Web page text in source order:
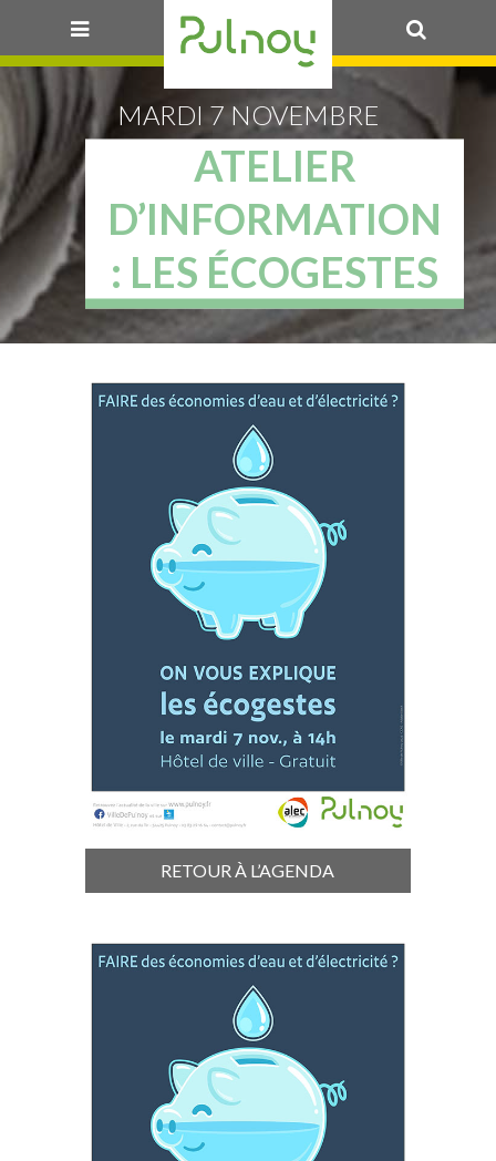
MARDI 7 NOVEMBRE
ATELIER
D’INFORMATION
: LES ÉCOGESTES
RETOUR À L’AGENDA